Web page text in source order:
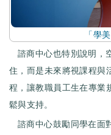
「學
諮商中心也特別說明，
住，而是未來將視課程與
程，讓教職員工生在專業
鬆與支持。
諮商中心鼓勵同學在面